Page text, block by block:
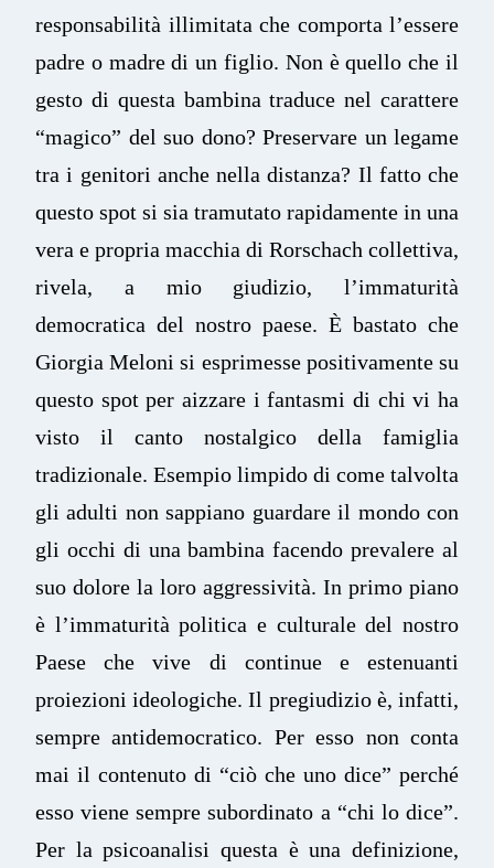
responsabilità illimitata che comporta l’essere
padre o madre di un figlio. Non è quello che il
gesto di questa bambina traduce nel carattere
“magico” del suo dono? Preservare un legame
tra i genitori anche nella distanza? Il fatto che
questo spot si sia tramutato rapidamente in una
vera e propria macchia di Rorschach collettiva,
rivela, a mio giudizio, l’immaturità
democratica del nostro paese. È bastato che
Giorgia Meloni si esprimesse positivamente su
questo spot per aizzare i fantasmi di chi vi ha
visto il canto nostalgico della famiglia
tradizionale. Esempio limpido di come talvolta
gli adulti non sappiano guardare il mondo con
gli occhi di una bambina facendo prevalere al
suo dolore la loro aggressività. In primo piano
è l’immaturità politica e culturale del nostro
Paese che vive di continue e estenuanti
proiezioni ideologiche. Il pregiudizio è, infatti,
sempre antidemocratico. Per esso non conta
mai il contenuto di “ciò che uno dice” perché
esso viene sempre subordinato a “chi lo dice”.
Per la psicoanalisi questa è una definizione,